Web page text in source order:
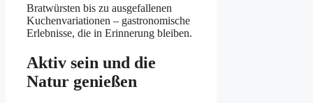
Bratwürsten bis zu ausgefallenen
Kuchenvariationen – gastronomische
Erlebnisse, die in Erinnerung bleiben.
Aktiv sein und die
Natur genießen